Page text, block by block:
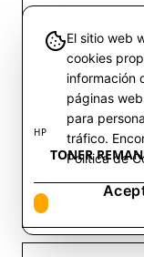
HP
TONER
El sitio web
cookies
información
páginas
para
tráfico.
Política de